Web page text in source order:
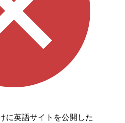
に英語サイトを公開した